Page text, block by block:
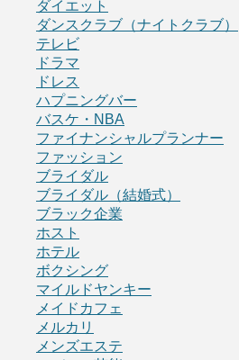
ダイエット
ダンスクラブ（ナイトクラブ）
テレビ
ドラマ
ドレス
ハプニングバー
バスケ・NBA
ファイナンシャルプランナー
ファッション
ブライダル
ブライダル（結婚式）
ブラック企業
ホスト
ホテル
ボクシング
マイルドヤンキー
メイドカフェ
メルカリ
メンズエステ